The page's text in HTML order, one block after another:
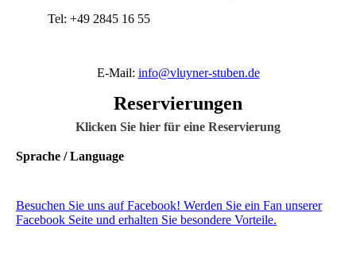
Tel: +49 2845 16 55
E-Mail: info@vluyner-stuben.de
Reservierungen
Klicken Sie hier für eine Reservierung
Sprache / Language
Besuchen Sie uns auf Facebook! Werden Sie ein Fan unserer
Facebook Seite und erhalten Sie besondere Vorteile.